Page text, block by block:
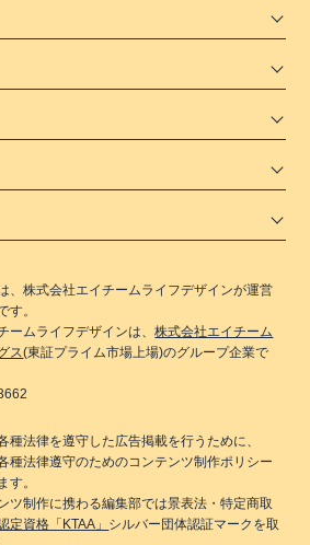
、株式会社エイチームライフデザインが運営
す。
ームライフデザインは、株式会社エイチーム
ス(東証プライム市場上場)のグループ企業で
種法律を遵守した広告掲載を行うために、
種法律遵守のためのコンテンツ制作ポリシー
す。
ツ制作に携わる編集部では景表法・特定商取
定資格「KTAA」 シルバー団体認証マークを取